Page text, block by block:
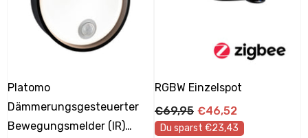
Platomo
Dämmerungsgesteuerter
Bewegungsmelder (IR)
RGBW Einzelspot
€69,95 €46,52
Du sparst €23,43